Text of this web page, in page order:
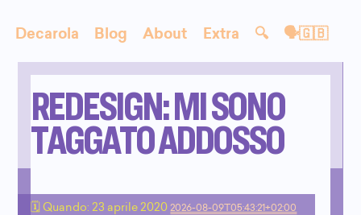
Decarola Blog About Extra 🔍 🗣🇬🇧
REDESIGN: MI SONO
TAGGATO ADDOSSO
🗓 Quando:23 aprile 2020 2026-08-09T05:43:21+02:00